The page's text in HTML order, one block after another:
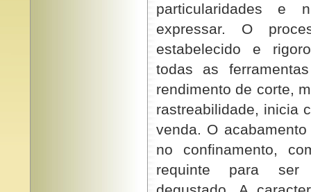
particularidades e
expressar. O
estabelecido e
todas as
rendimento de corte,
rastreabilidade, inicia
venda. O
no confinamento,
requinte para ser